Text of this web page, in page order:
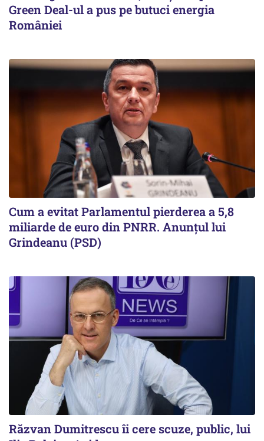
Green Deal-ul a pus pe butuci energia
României
Cum a evitat Parlamentul pierderea a 5,8
miliarde de euro din PNRR. Anunțul lui
Grindeanu (PSD)
Răzvan Dumitrescu îi cere scuze, public, lui